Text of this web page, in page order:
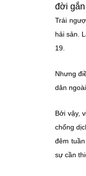
đời
Trái
hải sản.
19.
Nhưng
dân
Bởi vậy,
chống
đêm
sự cần